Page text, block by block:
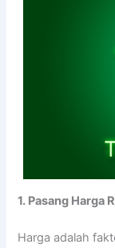
1. Pasang Harga
Harga adalah